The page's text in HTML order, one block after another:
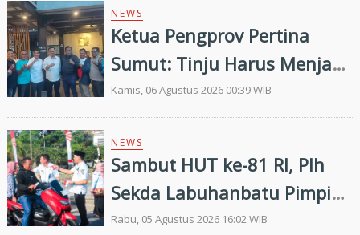
NEWS
Ketua Pengprov Pertina
Sumut: Tinju Harus Menjadi
Jalan Membangun Masa
Depan Generasi Muda
Kamis, 06 Agustus 2026 00:39 WIB
NEWS
Sambut HUT ke-81 RI, Plh
Sekda Labuhanbatu Pimpin
Pembagian 300 Bendera
Rabu, 05 Agustus 2026 16:02 WIB